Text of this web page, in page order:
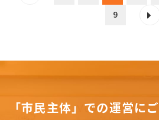
9
「市民主体」での運営に